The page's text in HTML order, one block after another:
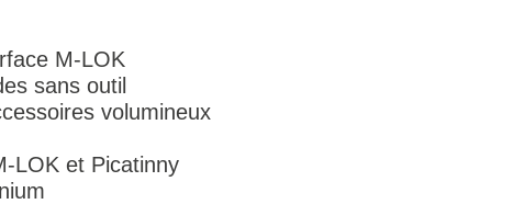
M-LOK
sans outil
volumineux
LOK et Picatinny